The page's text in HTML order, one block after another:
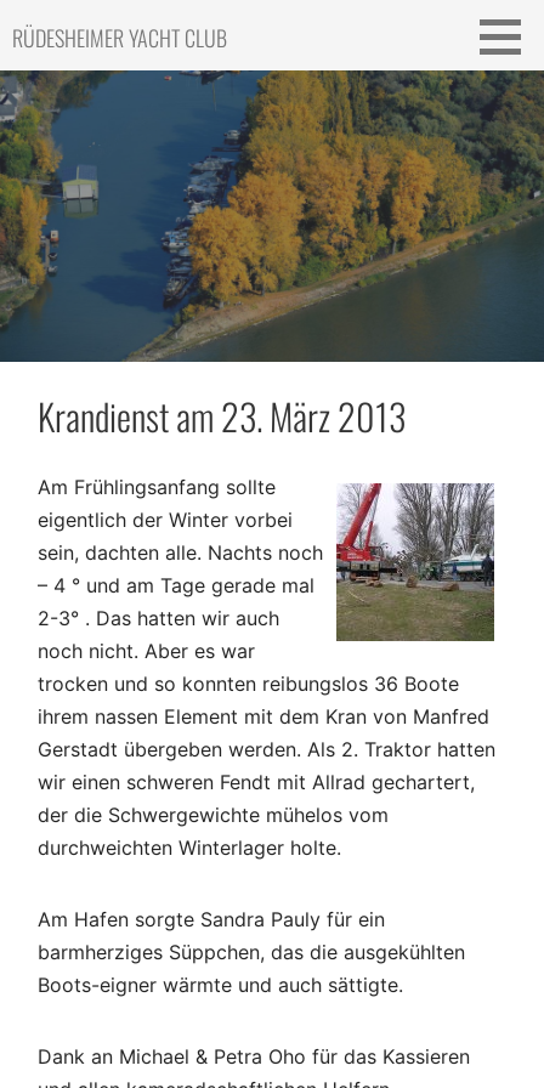
content
RÜDESHEIMER YACHT CLUB
Krandienst am 23. März 2013
Am Frühlingsanfang sollte
eigentlich der Winter vorbei
sein, dachten alle. Nachts noch
– 4 ° und am Tage gerade mal
2-3° . Das hatten wir auch
noch nicht. Aber es war
trocken und so konnten reibungslos 36 Boote
ihrem nassen Element mit dem Kran von Manfred
Gerstadt übergeben werden. Als 2. Traktor hatten
wir einen schweren Fendt mit Allrad gechartert,
der die Schwergewichte mühelos vom
durchweichten Winterlager holte.
Am Hafen sorgte Sandra Pauly für ein
barmherziges Süppchen, das die ausgekühlten
Boots-eigner wärmte und auch sättigte.
Dank an Michael & Petra Oho für das Kassieren